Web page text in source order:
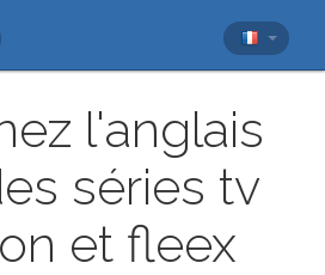
l'anglais
séries tv
et fleex